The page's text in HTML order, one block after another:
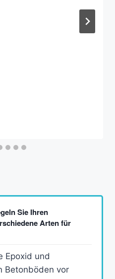
Sie Ihren
Arten für
Epoxid und
Betonböden vor